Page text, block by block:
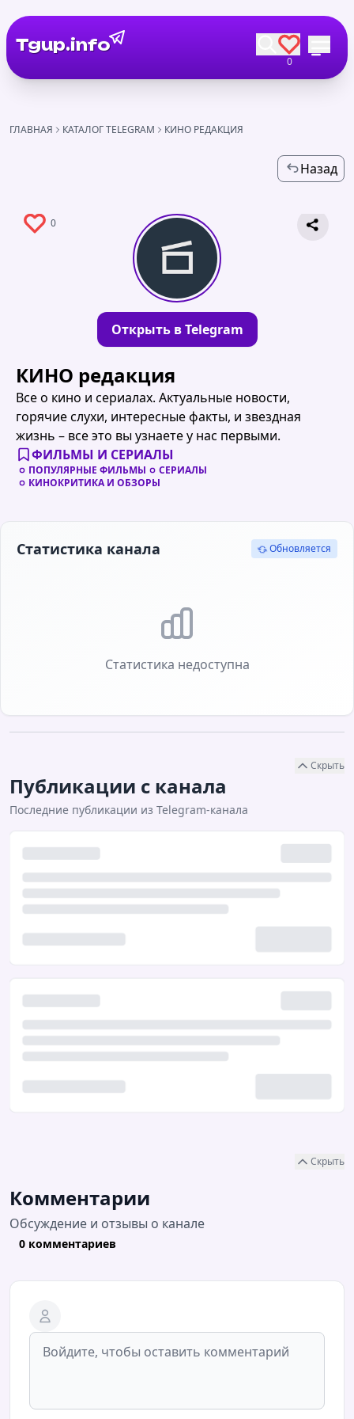
Tgup.info
0
ГЛАВНАЯ КАТАЛОГ TELEGRAM КИНО РЕДАКЦИЯ
Назад
0
Открыть в Telegram
КИНО редакция
Все о кино и сериалах. Актуальные новости,
горячие слухи, интересные факты, и звездная
жизнь – все это вы узнаете у нас первыми.
ФИЛЬМЫ И СЕРИАЛЫ
ПОПУЛЯРНЫЕ ФИЛЬМЫ
СЕРИАЛЫ
КИНОКРИТИКА И ОБЗОРЫ
Статистика канала Обновляется
Статистика недоступна
Скрыть
Комментарии
Обсуждение и отзывы о канале
0 комментариев
Скрыть
Публикации с канала
Последние публикации из Telegram-канала